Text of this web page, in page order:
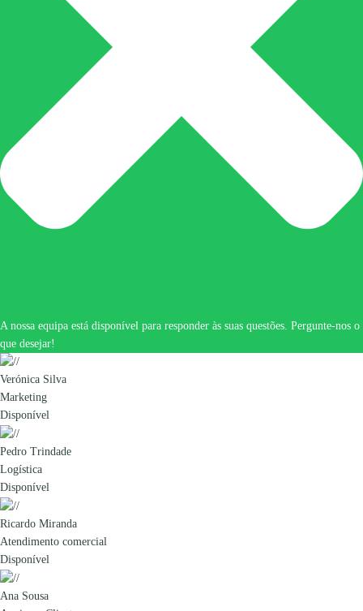
A nossa equipa está disponível para responder às suas questões. Pergunte-nos o
que desejar!
Verónica Silva
Marketing
Disponível
Pedro Trindade
Logística
Disponível
Ricardo Miranda
Atendimento comercial
Disponível
Ana Sousa